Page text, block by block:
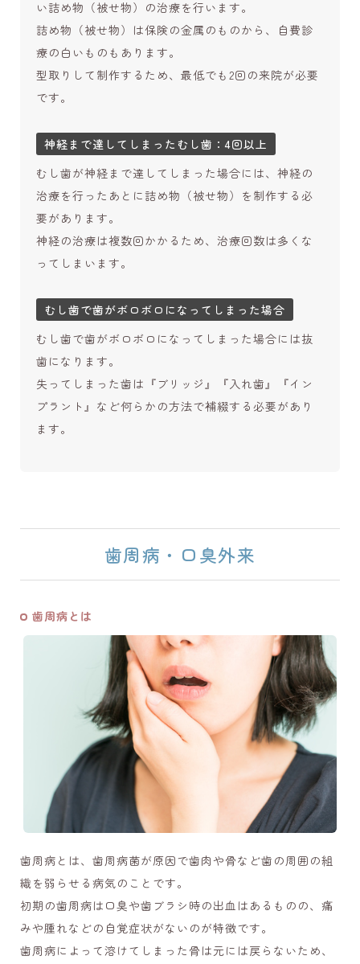
い詰め物（被せ物）の治療を行います。
詰め物（被せ物）は保険の金属のものから、自費診
療の白いものもあります。
型取りして制作するため、最低でも2回の来院が必要
です。
神経まで達してしまったむし歯：4回以上
むし歯が神経まで達してしまった場合には、神経の
治療を行ったあとに詰め物（被せ物）を制作する必
要があります。
神経の治療は複数回かかるため、治療回数は多くな
ってしまいます。
むし歯で歯がボロボロになってしまった場合
むし歯で歯がボロボロになってしまった場合には抜
歯になります。
失ってしまった歯は『ブリッジ』『入れ歯』『イン
プラント』など何らかの方法で補綴する必要があり
ます。
歯周病・口臭外来
歯周病とは
歯周病とは、歯周病菌が原因で歯肉や骨など歯の周囲の組
織を弱らせる病気のことです。
初期の歯周病は口臭や歯ブラシ時の出血はあるものの、痛
みや腫れなどの自覚症状がないのが特徴です。
歯周病によって溶けてしまった骨は元には戻らないため、